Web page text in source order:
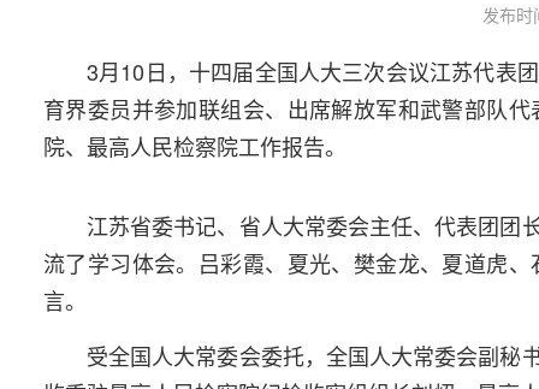
系统开展“两个对比”教育，增强新疆高校少数民族
发布
3月10日，十四届全国人大三次会议江苏代表
育界委员并参加联组会、出席解放军和武警部队
院、最高人民检察院工作报告。
江苏省委书记、省人大常委会主任、代表团团
流了学习体会。吕彩霞、夏光、樊金龙、夏道虎
言。
受全国人大常委会委托，全国人大常委会副秘